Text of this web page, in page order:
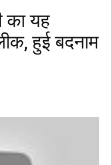
का यह
हुई बदनाम